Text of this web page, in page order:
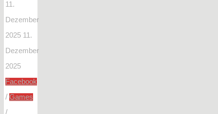
11.
Dezember
2025 11.
Dezember
2025
Facebook
/Games